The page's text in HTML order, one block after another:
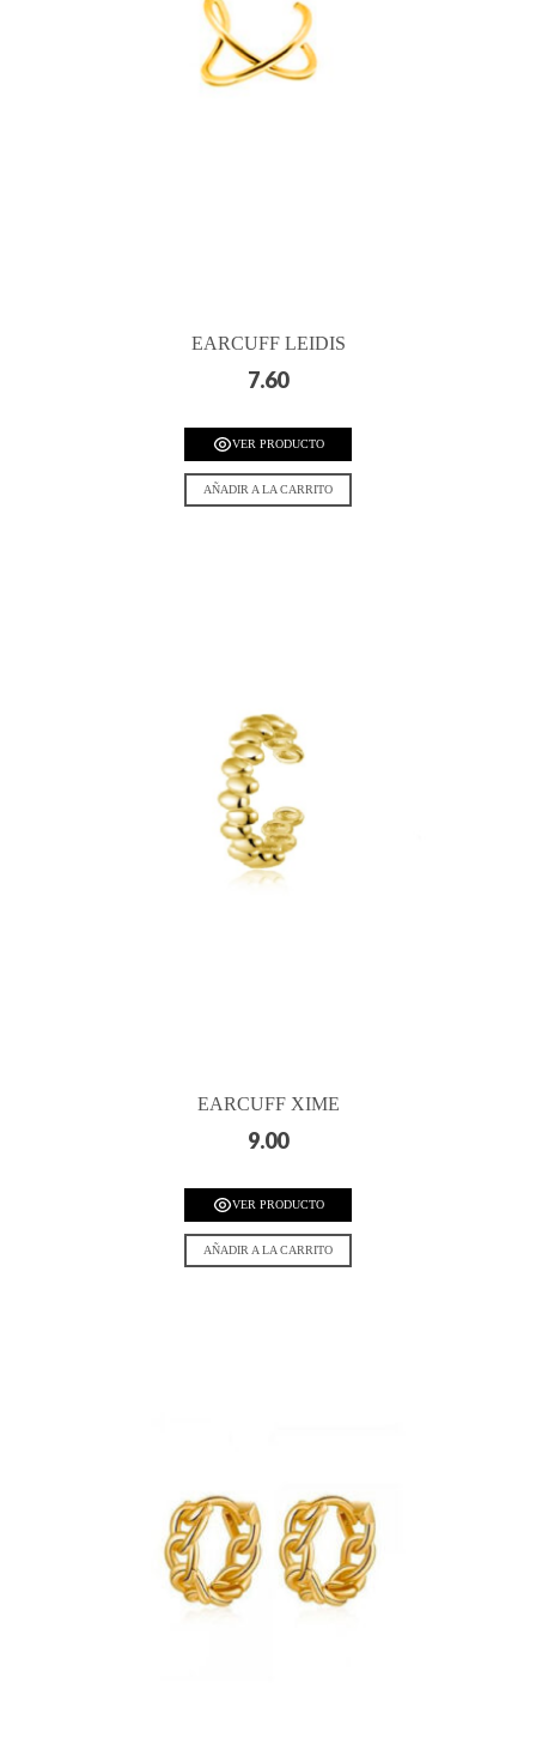
EARCUFF LEIDIS
7.60
VER PRODUCTO
AÑADIR A LA CARRITO
EARCUFF XIME
9.00
VER PRODUCTO
AÑADIR A LA CARRITO